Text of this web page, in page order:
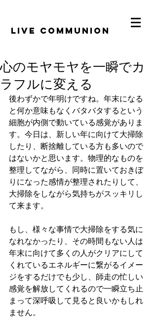
​LiVE COMMUNION
心のモヤモヤを一瞬でカ
ラフルに変える
後わずかで年明けですね。年末になる
と何か意味もなくバタバタするという
細胞が内側で動いている感覚がありま
す。今日は、新しい年に向けて大掃除
したり、断捨離している方も多いので
はないかと思います。物理的なものを
整理してながら、同時に置いておきぼ
りになった感情が整理されたりして、
大掃除をしながら気持ちがスッキリし
て来ます。
もし、様々な事情で大掃除をする気に
なれなかったり、その時間もない人は
年末に向けて多くの人がクリアにして
くれているエネルギーに繋がるイメー
ジをするだけでも少し、師走の忙しい
感覚を解放してくれるので一瞬立ち止
まって深呼吸して見ると良いかもしれ
ません。